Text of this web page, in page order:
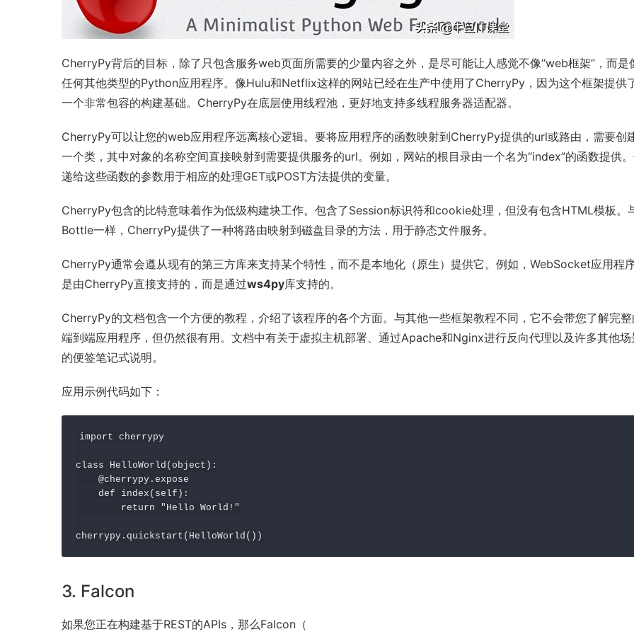
CherryPy背后的目标，除了只包含服务web页面所需要的少量内容之外，是尽可能让人感觉不像“web框架”，而是
任何其他类型的Python应用程序。像Hulu和Netflix这样的网站已经在生产中使用了CherryPy，因为这个框架提供
一个非常包容的构建基础。CherryPy在底层使用线程池，更好地支持多线程服务器适配器。
CherryPy可以让您的web应用程序远离核心逻辑。要将应用程序的函数映射到CherryPy提供的url或路由，需要创
一个类，其中对象的名称空间直接映射到需要提供服务的url。例如，网站的根目录由一个名为“index”的函数提供
递给这些函数的参数用于相应的处理GET或POST方法提供的变量。
CherryPy包含的比特意味着作为低级构建块工作。包含了Session标识符和cookie处理，但没有包含HTML模板。
Bottle一样，CherryPy提供了一种将路由映射到磁盘目录的方法，用于静态文件服务。
CherryPy通常会遵从现有的第三方库来支持某个特性，而不是本地化（原生）提供它。例如，WebSocket应用程
是由CherryPy直接支持的，而是通过ws4py库支持的。
CherryPy的文档包含一个方便的教程，介绍了该程序的各个方面。与其他一些框架教程不同，它不会带您了解完整
端到端应用程序，但仍然很有用。文档中有关于虚拟主机部署、通过Apache和Nginx进行反向代理以及许多其他场
的便签笔记式说明。
应用示例代码如下：
import cherrypy
class HelloWorld(object):
    @cherrypy.expose
    def index(self):
        return "Hello World!"
cherrypy.quickstart(HelloWorld())
3. Falcon
如果您正在构建基于REST的APIs，那么Falcon（